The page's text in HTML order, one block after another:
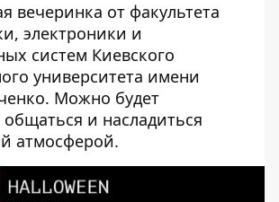
вечеринка от факультета
электроники и
систем Киевского
университета имени
Можно будет
общаться и насладиться
атмосферой.